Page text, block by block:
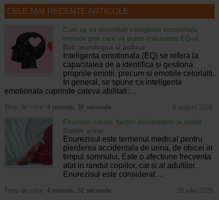
CELE MAI RECENTE ARTICOLE
Cum sa va dezvoltati inteligenta emotionala:
metode prin care va puteti imbunatati EQ-ul
Boli neurologice si psihice
Inteligenta emotionala (EQ) se refera la
capacitatea de a identifica si gestiona
propriile emotii, precum si emotiile celorlalti.
In general, se spune ca inteligenta
emotionala cuprinde cateva abilitati:…
Timp de citire: 4 minute, 39 secunde 6 august 2026
Enurezis: cauze, factori declansatori si solutii
Sistem urinar
Enurezisul este termenul medical pentru
pierderea accidentala de urina, de obicei in
timpul somnului. Este o afectiune frecventa
atat in randul copiilor, cat si al adultilor.
Enurezisul este considerat…
Timp de citire: 4 minute, 32 secunde 28 iulie 2026